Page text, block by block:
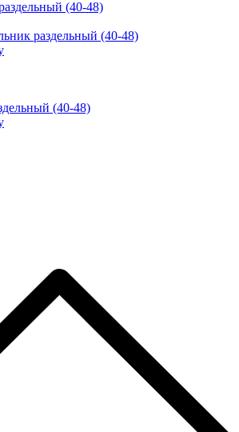
раздельный (40-48)
(40-48)